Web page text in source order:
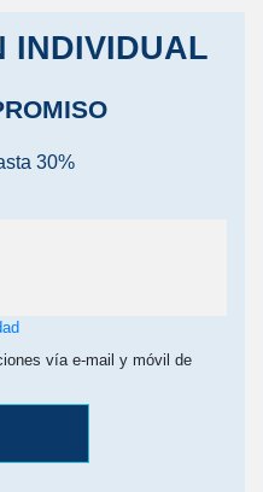
INDIVIDUAL
30%
vía e-mail y móvil de